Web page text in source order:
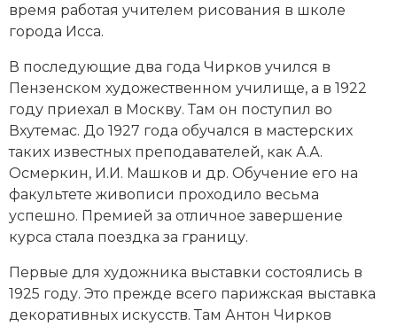
История, философия, теория и методология
исторического знания
Латинская Америка
Новая история
Новейшая история
Нумизматика
Образование
Общественные объединения и организации
время работая учителем рисования в школе
города Исса.
В последующие два года Чирков учился в
Пензенском художественном училище, а в 1922
году приехал в Москву. Там он поступил во
Вхутемас. До 1927 года обучался в мастерских
таких известных преподавателей, как А.А.
Осмеркин, И.И. Машков и др. Обучение его на
факультете живописи проходило весьма
успешно. Премией за отличное завершение
курса стала поездка за границу.
Первые для художника выставки состоялись в
1925 году. Это прежде всего парижская выставка
декоративных искусств. Там Антон Чирков